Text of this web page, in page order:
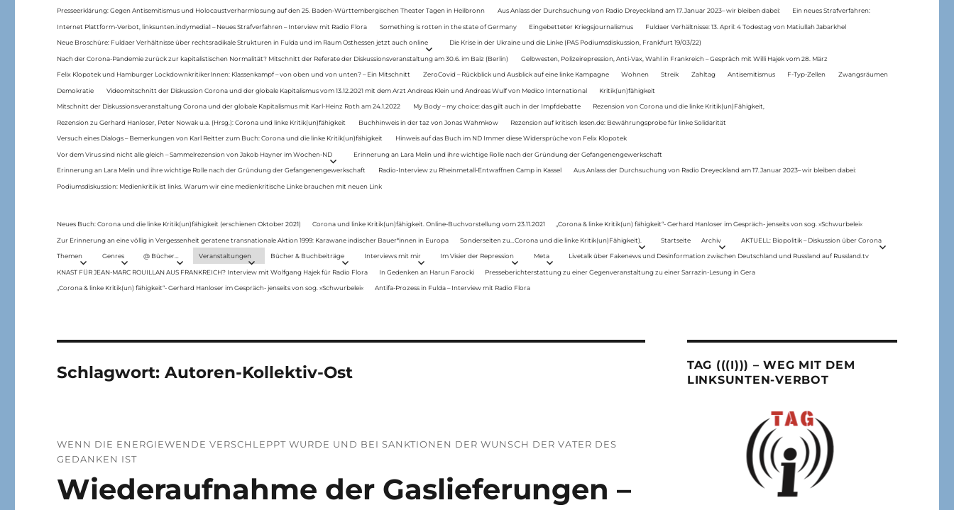
Presseerklärung: Gegen Antisemitismus und Holocaustverharmlosung auf den 25. Baden-Württembergischen Theater Tagen in Heilbronn Aus Anlass der Durchsuchung von Radio Dreyeckland am 17.Januar 2023– wir bleiben dabei: Ein neues Strafverfahren:
Internet Plattform-Verbot, linksunten.indymedia1 – Neues Strafverfahren – Interview mit Radio Flora Something is rotten in the state of Germany Eingebetteter Kriegsjournalismus Fuldaer Verhältnisse: 13. April: 4 Todestag von Matiul­lah Jabarkhel
Neue Broschüre: Fuldaer Verhältnisse über rechtsradikale Strukturen in Fulda und im Raum Osthessen jetzt auch online Die Krise in der Ukraine und die Linke (PAS Podiumsdiskussion, Frankfurt 19/03/22)
Nach der Corona-Pandemie zurück zur kapitalistischen Normalität? Mitschnitt der Referate der Diskussionsveranstaltung am 30.6. im Baiz (Berlin) Gelbwesten, Polizeirepression, Anti-Vax, Wahl in Frankreich – Gespräch mit Willi Hajek vom 28. März
Felix Klopotek und Hamburger LockdownkritikerInnen: Klassenkampf – von oben und von unten? – Ein Mitschnitt ZeroCovid – Rückblick und Ausblick auf eine linke Kampagne Wohnen Streik Zahltag Antisemitismus F-Typ-Zellen Zwangsräumen
Demokratie Videomitschnitt der Diskussion Corona und der globale Kapitalismus vom 13.12.2021 mit dem Arzt Andreas Klein und Andreas Wulf von Medico International Kritik(un)fähigkeit
Mitschnitt der Diskussionsveranstaltung Corona und der globale Kapitalismus mit Karl-Heinz Roth am 24.1.2022 My Body – my choice: das gilt auch in der Impfdebatte Rezension von Corona und die linke Kritik(un)Fähigkeit,
Rezension zu Gerhard Hanloser, Peter Nowak u.a. (Hrsg.): Corona und linke Kritik(un)fähigkeit Buchhinweis in der taz von Jonas Wahmkow Rezension auf kritisch lesen.de: Bewährungsprobe für linke Solidarität
Versuch eines Dialogs – Bemerkungen von Karl Reitter zum Buch: Corona und die linke Kritik(un)fähigkeit Hinweis auf das Buch im ND Immer diese Widersprüche von Felix Klopotek
Vor dem Virus sind nicht alle gleich – Sammelrezension von Jakob Hayner im Wochen-ND Erinnerung an Lara Melin und ihre wichtige Rolle nach der Gründung der Gefangenengewerkschaft
Erinnerung an Lara Melin und ihre wichtige Rolle nach der Gründung der Gefangenengewerkschaft Radio-Interview zu Rheinmetall-Entwaffnen Camp in Kassel Aus Anlass der Durchsuchung von Radio Dreyeckland am 17.Januar 2023– wir bleiben dabei:
Podiumsdiskussion: Medienkritik ist links. Warum wir eine medienkritische Linke brauchen mit neuen Link
Neues Buch: Corona und die linke Kritik(un)fähigkeit (erschienen Oktober 2021) Corona und linke Kritik(un)fähigkeit. Online-Buchvorstellung vom 23.11.2021 „Corona & linke Kritik(un) fähigkeit“- Gerhard Hanloser im Gespräch- jenseits von sog. »Schwurbelei«
Zur Erinnerung an eine völlig in Vergessenheit geratene transnationale Aktion 1999: Karawane indischer Bauer*innen in Europa Sonderseiten zu…Corona und die linke Kritik(un)Fähigkeit). Startseite Archiv AKTUELL: Biopolitik – Diskussion über Corona
Themen Genres @ Bücher… Veranstaltungen Bücher & Buchbeiträge Interviews mit mir Im Visier der Repression Meta Livetalk über Fakenews und Desinformation zwischen Deutschland und Russland auf Russland.tv
KNAST FÜR JEAN-MARC ROUILLAN AUS FRANKREICH? Interview mit Wolfgang Hajek für Radio Flora In Gedenken an Harun Farocki Presseberichterstattung zu einer Gegenveranstaltung zu einer Sarrazin-Lesung in Gera
„Corona & linke Kritik(un) fähigkeit“- Gerhard Hanloser im Gespräch- jenseits von sog. »Schwurbelei« Antifa-Prozess in Fulda – Interview mit Radio Flora
Schlagwort:Autoren-Kollektiv-Ost
WENN DIE ENERGIEWENDE VERSCHLEPPT WURDE UND BEI SANKTIONEN DER WUNSCH DER VATER DES
GEDANKEN IST
Wiederaufnahme der Gaslieferungen –
TAG (((I))) – WEG MIT DEM
LINKSUNTEN-VERBOT